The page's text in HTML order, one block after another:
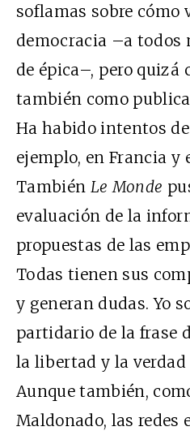
soflamas sobre cómo
democracia –a todos
de épica–, pero quizá
también como
Ha habido intentos
ejemplo, en Francia y
También Le Monde
evaluación de la
propuestas de las
Todas tienen sus
y generan dudas. Yo
partidario de la frase
la libertad y la verdad
Aunque también,
Maldonado, las redes